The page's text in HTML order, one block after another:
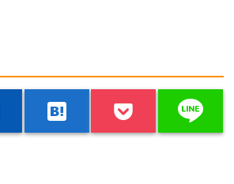
hatenabookmark line